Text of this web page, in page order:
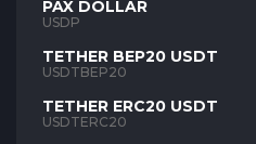
PAX DOLLAR
USDP
TETHER BEP20 USDT
USDTBEP20
TETHER ERC20 USDT
USDTERC20